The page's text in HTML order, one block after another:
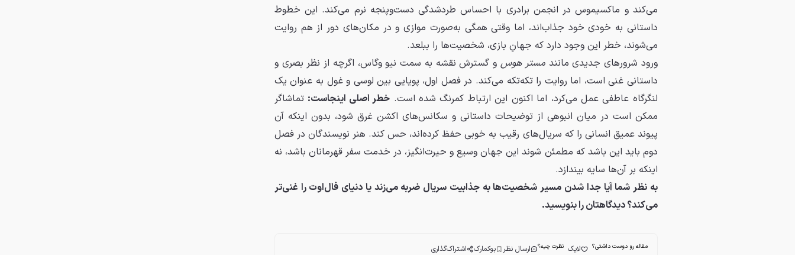
می‌کند و ماکسیموس در انجمن برادری با احساس طردشدگی دست‌وپنجه نرم می‌کند. این خطوط
داستانی به خودی خود جذاب‌اند، اما وقتی همگی به‌صورت موازی و در مکان‌های دور از هم روایت
می‌شوند، خطر این وجود دارد که جهانِ بازی، شخصیت‌ها را ببلعد.
ورود شرورهای جدیدی مانندمستر هوسو گسترش نقشه به سمت نیو وگاس، اگرچه از نظر بصری و
داستانی غنی است، اما روایت را تکه‌تکه می‌کند. در فصل اول، پویایی بین لوسی و غول به عنوان یک
لنگرگاه عاطفی عمل می‌کرد، اما اکنون این ارتباط کمرنگ شده است. خطر اصلی اینجاست: تماشاگر
ممکن است در میان انبوهی از توضیحات داستانی و سکانس‌های اکشن غرق شود، بدون اینکه آن
پیوند عمیق انسانی را که سریال‌های رقیب به خوبی حفظ کرده‌اند، حس کند. هنر نویسندگان در فصل
دوم باید این باشد که مطمئن شوند این جهان وسیع و حیرت‌انگیز، در خدمت سفر قهرمانان باشد، نه
اینکه بر آن‌ها سایه بیندازد.
به نظر شما آیا جدا شدن مسیر شخصیت‌ها به جذابیت سریال ضربه می‌زند یا دنیای فال‌اوت را غنی‌تر
می‌کند؟ دیدگاهتان را بنویسید.
مقاله رو دوست داشتی؟ لایک نظرت چیه؟ ارسال نظر بوکمارک اشتراک‌گذاری